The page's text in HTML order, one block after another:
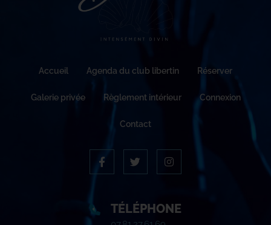
Accueil Agenda du club libertin Réserver
Galerie privée Règlement intérieur Connexion
Contact
TÉLÉPHONE